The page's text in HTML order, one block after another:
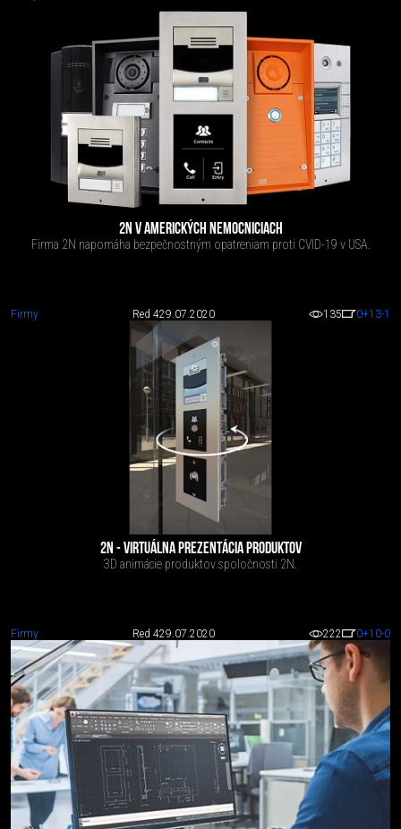
2N V AMERICKÝCH NEMOCNICIACH
Firma 2N napomáha bezpečnostným opatreniam proti CVID-19 v USA.
Firmy Red 429.07.2020 135 0+13-1
2N - VIRTUÁLNA PREZENTÁCIA PRODUKTOV
3D animácie produktov spoločnosti 2N.
Firmy Red 429.07.2020 222 0+10-0